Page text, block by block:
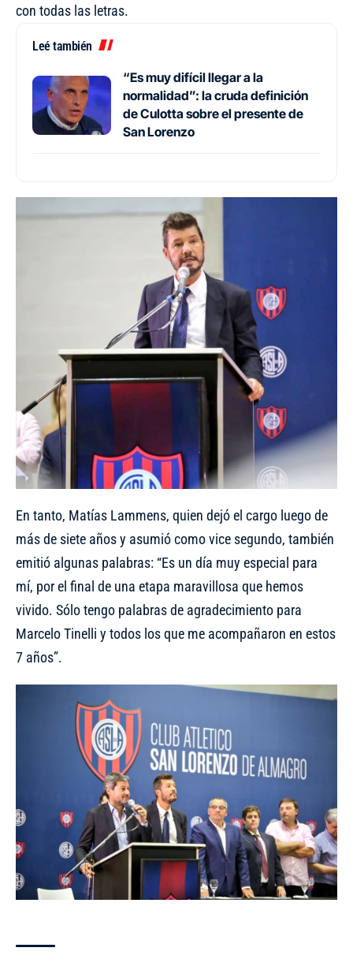
con todas las letras.
Leé también
“Es muy difícil llegar a la
normalidad”: la cruda definición
de Culotta sobre el presente de
San Lorenzo
En tanto, Matías Lammens, quien dejó el cargo luego de
más de siete años y asumió como vice segundo, también
emitió algunas palabras: “Es un día muy especial para
mí, por el final de una etapa maravillosa que hemos
vivido. Sólo tengo palabras de agradecimiento para
Marcelo Tinelli y todos los que me acompañaron en estos
7 años”.